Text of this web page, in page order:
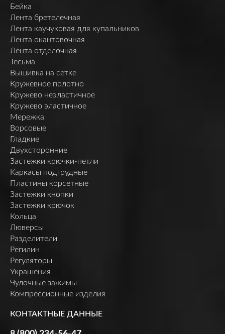
Бейка
Лента бретелечная
Лента каучуковая для купальников
Лента окантовочная
Лента отделочная
Тесьма
Вышивка на сетке
Кружевное полотно
Кружево неэластичное
Кружево эластичное
Мережка
Ворсовые
Гладкие
Двухсторонние
Застежки крючки-петли
Каркасы подгрудные
Пластины корсетные
Застежки кнопки
Застежки крючок
Кольца
Люверсы
Разделители
Регилин
Регуляторы
Украшения
Чулочные зажимы
Компрессионные изделия
КОНТАКТНЫЕ ДАННЫЕ